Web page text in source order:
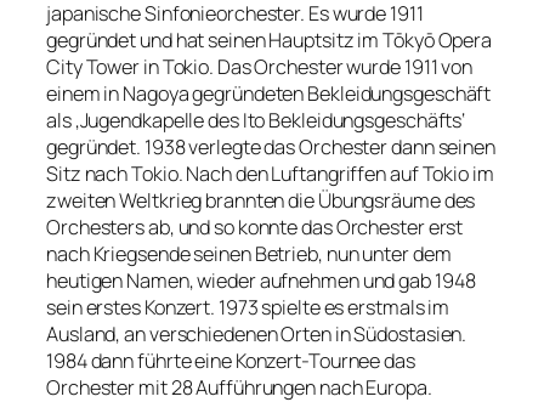
japanische Sinfonieorchester. Es wurde 1911
gegründet und hat seinen Hauptsitz im Tōkyō Opera
City Tower in Tokio. Das Orchester wurde 1911 von
einem in Nagoya gegründeten Bekleidungsgeschäft
als ‚Jugendkapelle des Ito Bekleidungsgeschäfts‘
gegründet. 1938 verlegte das Orchester dann seinen
Sitz nach Tokio. Nach den Luftangriffen auf Tokio im
zweiten Weltkrieg brannten die Übungsräume des
Orchesters ab, und so konnte das Orchester erst
nach Kriegsende seinen Betrieb, nun unter dem
heutigen Namen, wieder aufnehmen und gab 1948
sein erstes Konzert. 1973 spielte es erstmals im
Ausland, an verschiedenen Orten in Südostasien.
1984 dann führte eine Konzert-Tournee das
Orchester mit 28 Aufführungen nach Europa.